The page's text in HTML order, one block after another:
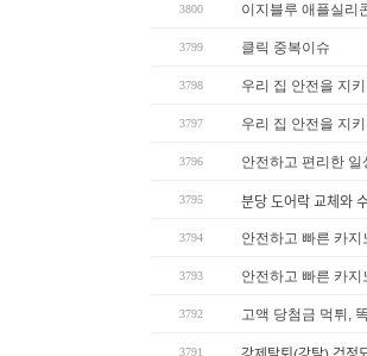
3800 이지블루 애플실리
3799 클릭 중복이슈
3798 우리 집 안전을 지
3797 우리 집 안전을 지
3796 안전하고 편리한
3795 분당 도어락 교체와
3794 안전하고 빠른 카
3793 안전하고 빠른 카
3792 고액 당첨금 먹튀,
3791